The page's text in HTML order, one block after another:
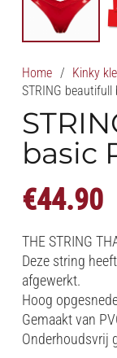
Home / Kinky
STRING beautifull
basic
€44.90
THE STRING
Deze string
afgewerkt.
Hoog
Gemaakt van
Onderhoudsvrij